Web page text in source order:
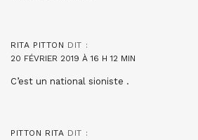
RITA PITTON DIT :
20 FÉVRIER 2019 À 16 H 12 MIN
C’est un national sioniste .
PITTON RITA DIT :